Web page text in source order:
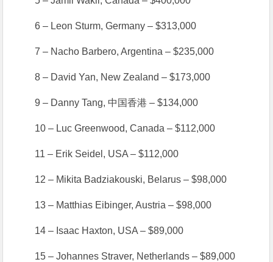
6 – Leon Sturm, Germany – $313,000
7 – Nacho Barbero, Argentina – $235,000
8 – David Yan, New Zealand – $173,000
9 – Danny Tang, 中国香港 – $134,000
10 – Luc Greenwood, Canada – $112,000
11 – Erik Seidel, USA – $112,000
12 – Mikita Badziakouski, Belarus – $98,000
13 – Matthias Eibinger, Austria – $98,000
14 – Isaac Haxton, USA – $89,000
15 – Johannes Straver, Netherlands – $89,000